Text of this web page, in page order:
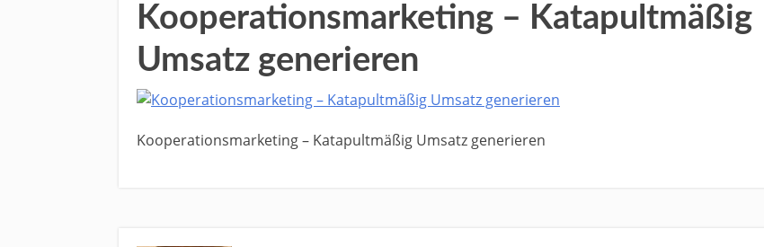
Kooperationsmarketing – Katapultmäßig
Umsatz generieren
Kooperationsmarketing – Katapultmäßig Umsatz generieren